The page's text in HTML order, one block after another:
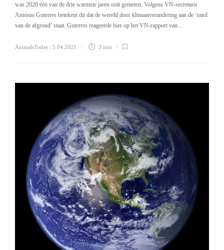
was 2020 één van de drie warmste jaren ooit gemeten. Volgens VN-secretaris
António Guterres betekent dit dat de wereld door klimaatverandering aan de ‘rand
van de afgrond’ staat. Guterres reageerde hier op het VN-rapport van…
AnimalsToday | 5 04 2021 3 min